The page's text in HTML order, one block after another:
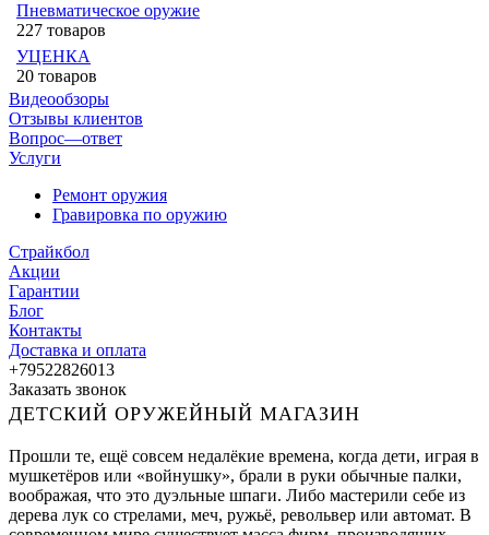
Пневматическое оружие
227 товаров
УЦЕНКА
20 товаров
Видеообзоры
Отзывы клиентов
Вопрос—ответ
Услуги
Ремонт оружия
Гравировка по оружию
Страйкбол
Акции
Гарантии
Блог
Контакты
Доставка и оплата
+79522826013
Заказать звонок
ДЕТСКИЙ ОРУЖЕЙНЫЙ МАГАЗИН
Прошли те, ещё совсем недалёкие времена, когда дети, играя в
мушкетёров или «войнушку», брали в руки обычные палки,
воображая, что это дуэльные шпаги. Либо мастерили себе из
дерева лук со стрелами, меч, ружьё, револьвер или автомат. В